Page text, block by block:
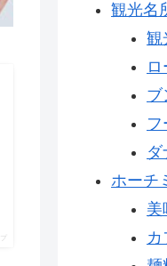
観光名
観
ブ
フ
ダ
ホーチ
美
カ